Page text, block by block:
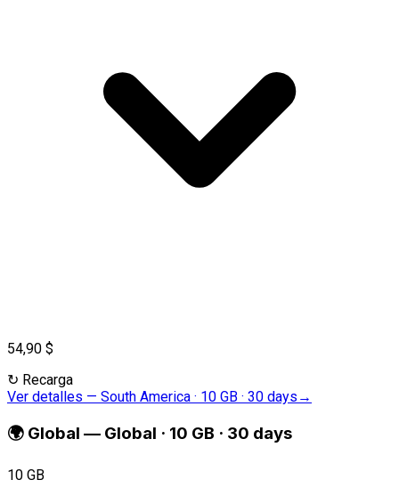
54,90 $
↻ Recarga
Ver detalles — South America · 10 GB · 30 days →
🌍 Global — Global · 10 GB · 30 days
10 GB